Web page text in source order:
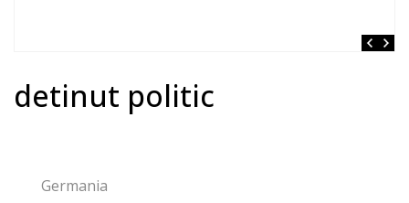
detinut politic
Germania